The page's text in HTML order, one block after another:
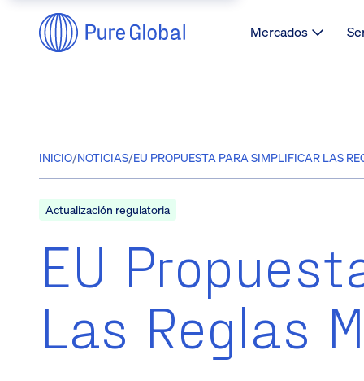
Mercados
INICIO/NOTICIAS/EU PROPUESTA PARA SIMPLIFICAR LAS
Actualización regulatoria
EU
Las Reglas